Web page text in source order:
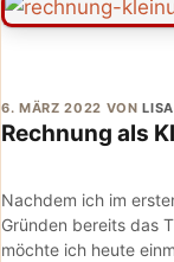
Rechnung als
6. MÄRZ 2022 VON
Nachdem ich im
Gründen bereits das
möchte ich heute